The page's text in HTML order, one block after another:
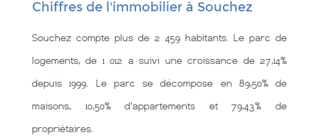
Chiffres de l'immobilier à Souchez
Souchez compte plus de 2 459 habitants. Le parc de
logements, de 1 012 a suivi une croissance de 27,14%
depuis 1999. Le parc se décompose en 89,50% de
maisons, 10,50% d'appartements et 79,43% de
propriétaires.